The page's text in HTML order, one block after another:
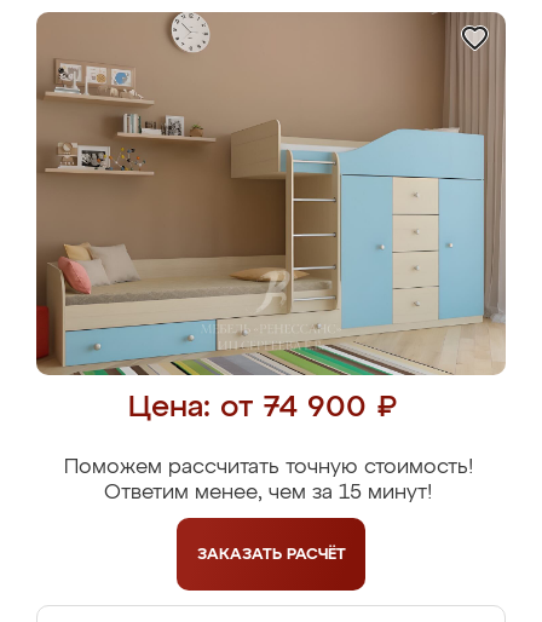
Цена: от 74 900 ₽
Поможем рассчитать точную стоимость!
Ответим менее, чем за 15 минут!
ЗАКАЗАТЬ РАСЧЁТ